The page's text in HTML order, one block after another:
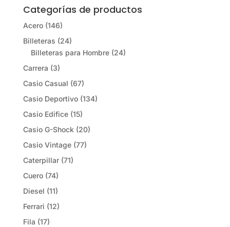
Categorías de productos
Acero (146)
Billeteras (24)
Billeteras para Hombre (24)
Carrera (3)
Casio Casual (67)
Casio Deportivo (134)
Casio Edifice (15)
Casio G-Shock (20)
Casio Vintage (77)
Caterpillar (71)
Cuero (74)
Diesel (11)
Ferrari (12)
Fila (17)